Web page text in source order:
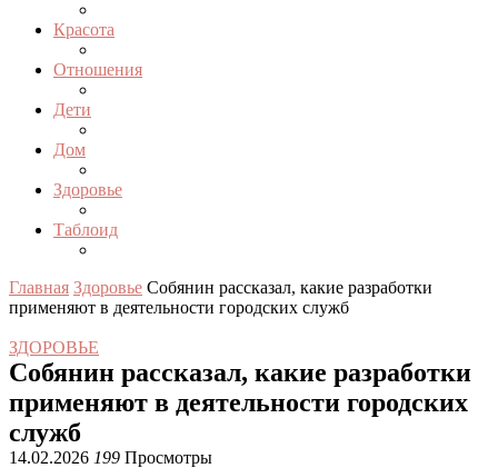
Красота
Отношения
Дети
Дом
Здоровье
Таблоид
Главная Здоровье Собянин рассказал, какие разработки
применяют в деятельности городских служб
ЗДОРОВЬЕ
Собянин рассказал, какие разработки
применяют в деятельности городских
служб
14.02.2026 199 Просмотры